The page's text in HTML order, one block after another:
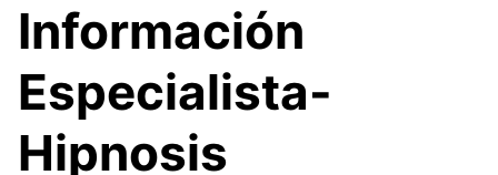
Información
Especialista-
Hipnosis